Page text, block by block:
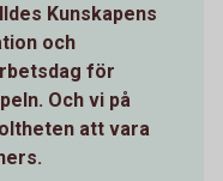
Kunskapens
och
för
Och vi på
att vara